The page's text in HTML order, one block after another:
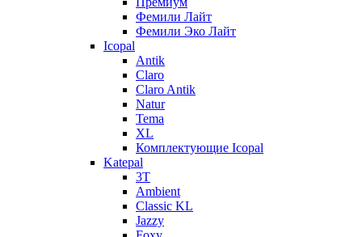
Фемили Лайт
Фемили Эко Лайт
Icopal
Antik
Claro
Claro Antik
Natur
Tema
XL
Комплектующие Icopal
Katepal
3T
Ambient
Classic KL
Jazzy